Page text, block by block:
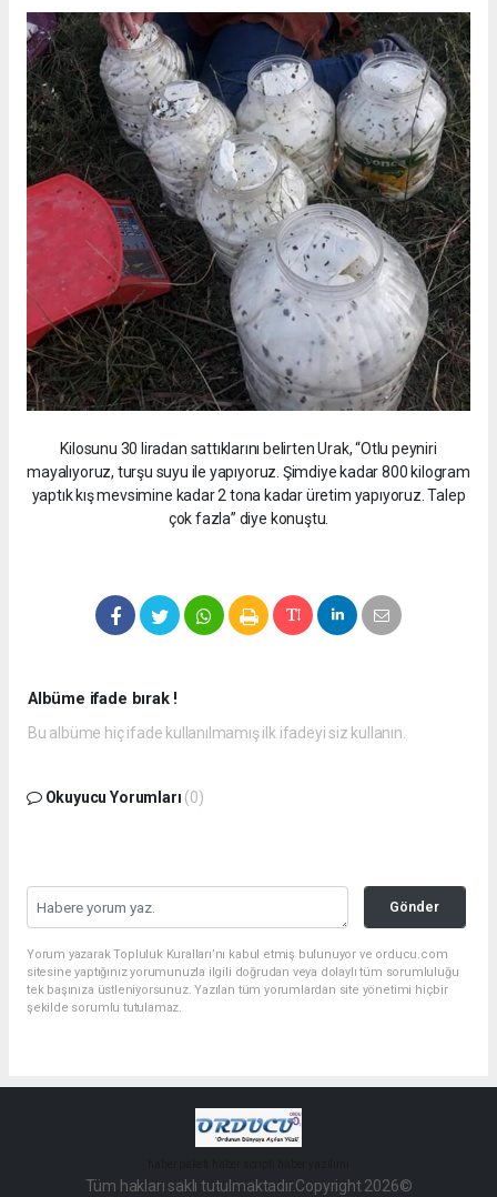
Kilosunu 30 liradan sattıklarını belirten Urak, “Otlu peyniri
mayalıyoruz, turşu suyu ile yapıyoruz. Şimdiye kadar 800 kilogram
yaptık kış mevsimine kadar 2 tona kadar üretim yapıyoruz. Talep
çok fazla” diye konuştu.
Albüme ifade bırak !
Bu albüme hiç ifade kullanılmamış ilk ifadeyi siz kullanın.
Okuyucu Yorumları (0)
Gönder
Yorum yazarak Topluluk Kuralları’nı kabul etmiş bulunuyor ve orducu.com
sitesine yaptığınız yorumunuzla ilgili doğrudan veya dolaylı tüm sorumluluğu
tek başınıza üstleniyorsunuz. Yazılan tüm yorumlardan site yönetimi hiçbir
şekilde sorumlu tutulamaz.
Tüm hakları saklı tutulmaktadır.Copyright 2026©